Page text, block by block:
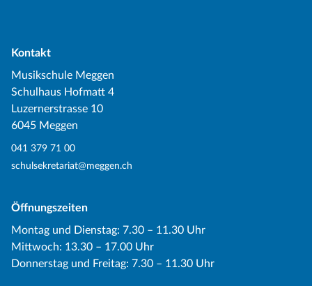
Kontakt
Musikschule Meggen
Schulhaus Hofmatt 4
Luzernerstrasse 10
6045 Meggen
041 379 71 00
schulsekretariat@meggen.ch
Öffnungszeiten
Montag und Dienstag: 7.30 – 11.30 Uhr
Mittwoch: 13.30 – 17.00 Uhr
Donnerstag und Freitag: 7.30 – 11.30 Uhr